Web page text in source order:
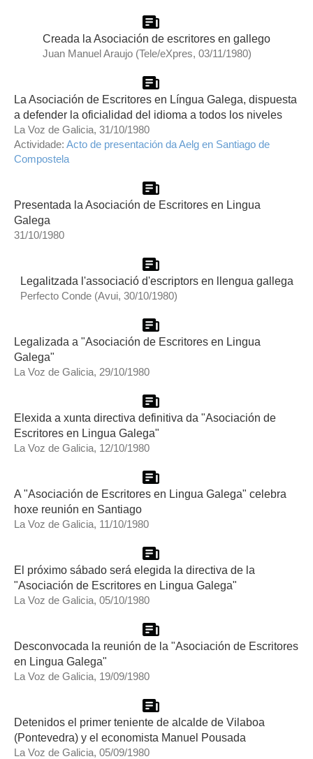
Creada la Asociación de escritores en gallego
Juan Manuel Araujo (Tele/eXpres, 03/11/1980)
La Asociación de Escritores en Língua Galega, dispuesta
a defender la oficialidad del idioma a todos los niveles
La Voz de Galicia, 31/10/1980
Actividade: Acto de presentación da Aelg en Santiago de
Compostela
Presentada la Asociación de Escritores en Lingua
Galega
31/10/1980
Legalitzada l'associació d'escriptors en llengua gallega
Perfecto Conde (Avui, 30/10/1980)
Legalizada a "Asociación de Escritores en Lingua
Galega"
La Voz de Galicia, 29/10/1980
Elexida a xunta directiva definitiva da "Asociación de
Escritores en Lingua Galega"
La Voz de Galicia, 12/10/1980
A "Asociación de Escritores en Lingua Galega" celebra
hoxe reunión en Santiago
La Voz de Galicia, 11/10/1980
El próximo sábado será elegida la directiva de la
"Asociación de Escritores en Lingua Galega"
La Voz de Galicia, 05/10/1980
Desconvocada la reunión de la "Asociación de Escritores
en Lingua Galega"
La Voz de Galicia, 19/09/1980
Detenidos el primer teniente de alcalde de Vilaboa
(Pontevedra) y el economista Manuel Pousada
La Voz de Galicia, 05/09/1980